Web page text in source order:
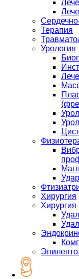
Терапия
Урология
Хирургия
Хирургия